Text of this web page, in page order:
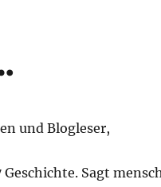
und Blogleser,
Sagt